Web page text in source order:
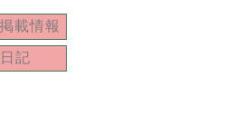
載情報
記